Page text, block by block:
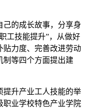
的成长故事，分享身
工技能提升”，从做好
贴力度、完善改进劳动
制等四个方面提出建
升产业工人技能的举
职业学校特色产业学院